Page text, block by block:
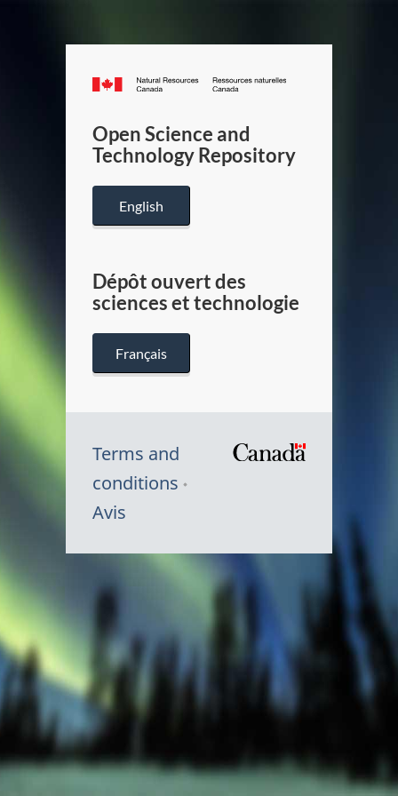
Canada.ca
/
Canada
Open Science and
Technology Repository
English
Dépôt ouvert des
sciences et technologie
Français
Terms and
conditions
Avis
Canada